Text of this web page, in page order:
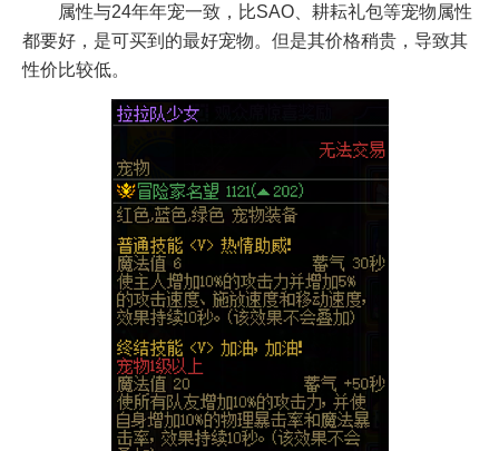
属性与24年年宠一致，比SAO、耕耘礼包等宠物属性
都要好，是可买到的最好宠物。但是其价格稍贵，导致其
性价比较低。